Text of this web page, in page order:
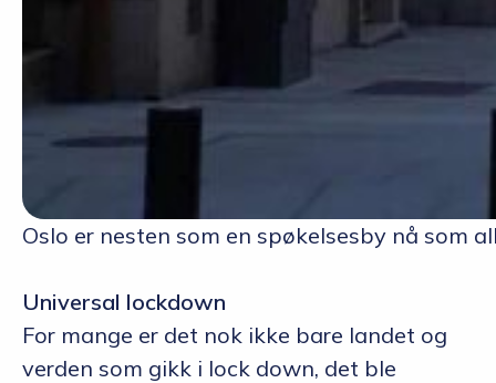
Oslo er nesten som en spøkelsesby nå som
Universal lockdown
For mange er det nok ikke bare landet og
verden som gikk i lock down, det ble